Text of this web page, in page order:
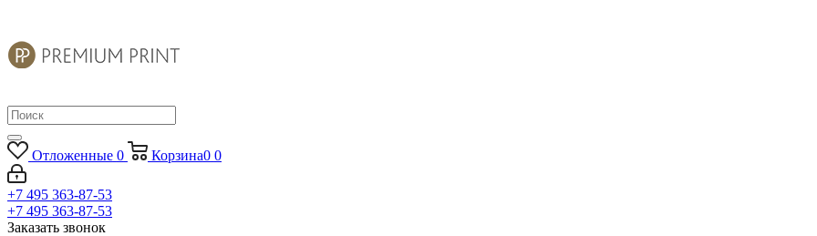
Отложенные 0 Корзина0 0
+7 495 363-87-53
+7 495 363-87-53
Заказать звонок